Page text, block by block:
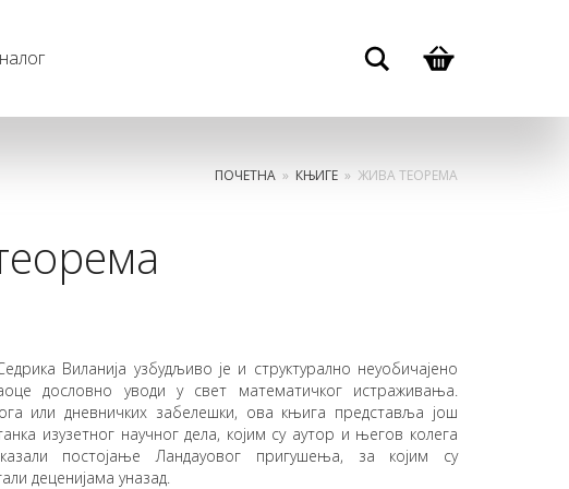
Search
ПОЧЕТНА » КЊИГЕ » ЖИВА ТЕОРЕМА
Виланија узбудљиво је и структурално неуобичајено
дословно уводи у свет математичког истраживања.
или дневничких забелешки, ова књига представља још
изузетног научног дела, којим су аутор и његов колега
постојање Ландауовог пригушења, за којим су
деценијама уназад.